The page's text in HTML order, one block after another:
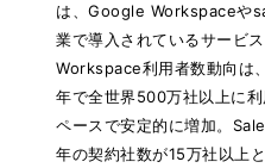
は、Google Workspaceや
業で導入されているサービ
Workspace利用者数動向は
年で全世界500万社以上に
ペースで安定的に増加。
年の契約社数が15万社以上